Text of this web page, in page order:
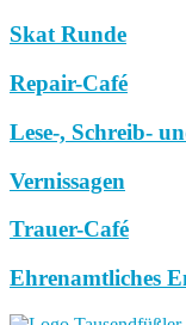
Skat Runde
Repair-Café
Lese-, Schreib-
Vernissagen
Trauer-Café
Ehrenamtliches